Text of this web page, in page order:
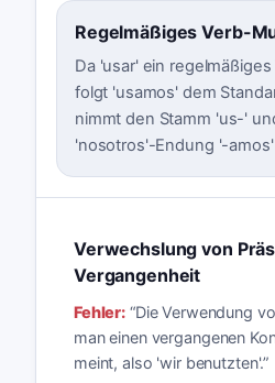
Regelmäßiges Verb-
Da 'usar' ein
folgt 'usamos' dem
nimmt den Stamm 'us-'
'nosotros'-Endung '-amos'
Verwechslung von
Vergangenheit
Fehler: “Die Verwendung
man einen vergangenen
meint, also 'wir benutzten'.”